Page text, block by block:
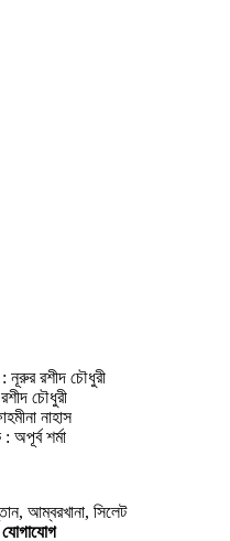
নূরুর রশীদ চৌধুরী
চৌধুরী
নাহাস
অপূর্ব শর্মা
আম্বরখানা, সিলেট